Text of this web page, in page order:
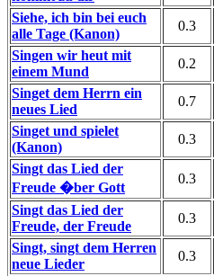
Siehe, ich bin bei euch
alle Tage (Kanon)
0.3
Singen wir heut mit
einem Mund
0.2
Singet dem Herrn ein
neues Lied
0.7
Singet und spielet
(Kanon)
0.3
Singt das Lied der
Freude �ber Gott
0.3
Singt das Lied der
Freude, der Freude
0.3
Singt, singt dem Herren
neue Lieder
0.3